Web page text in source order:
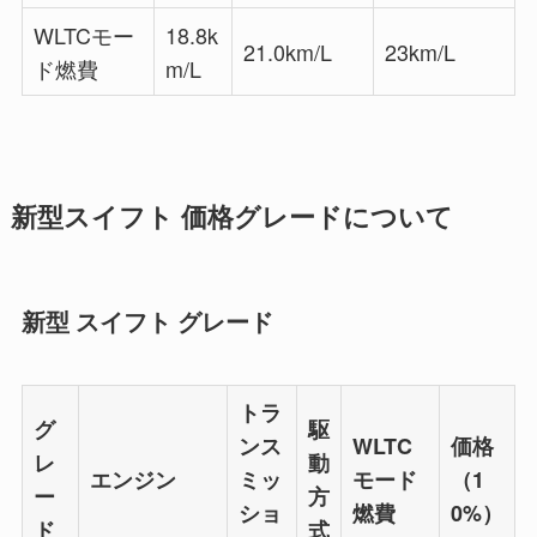
WLTCモー
ド燃費
18.8k
m/L
21.0km/L 23km/L
新型スイフト 価格グレードについて
新型 スイフト グレード
グ
レ
ー
ド
エンジン
トラ
ンス
ミッ
ショ
駆
動
方
式
WLTC
モード
燃費
価格
（1
0%）